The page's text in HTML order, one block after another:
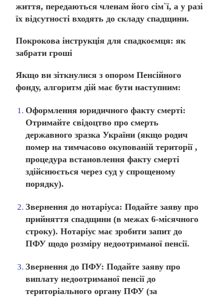
життя, передаються членам його сім`ї, а у разі
їх відсутності входять до складу спадщини.
Покрокова інструкція для спадкоємця: як
забрати гроші
Якщо ви зіткнулися з опором Пенсійного
фонду, алгоритм дій має бути наступним:
Оформлення юридичного факту смерті:
Отримайте свідоцтво про смерть
державного зразка України (якщо родич
помер на тимчасово окупованій території ,
процедура встановлення факту смерті
здійснюється через суд у спрощеному
порядку).
Звернення до нотаріуса: Подайте заяву про
прийняття спадщини (в межах 6-місячного
строку). Нотаріус має зробити запит до
ПФУ щодо розміру недоотриманої пенсії.
Звернення до ПФУ: Подайте заяву про
виплату недоотриманої пенсії до
територіального органу ПФУ (за